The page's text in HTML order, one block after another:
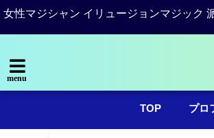
女性マジシャン イリュージョンマジック
menu
TOP プロ